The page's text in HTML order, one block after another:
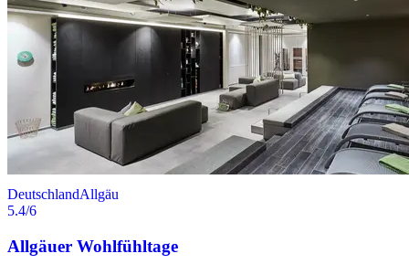
DeutschlandAllgäu
5.4/6
Allgäuer Wohlfühltage